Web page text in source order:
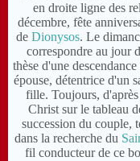
en droite ligne des
décembre, fête
de Dionysos. Le
correspondre au jour
thèse d'une
épouse, détentrice d'un
fille. Toujours,
Christ sur le tableau
succession du couple,
dans la recherche du
fil conducteur de ce